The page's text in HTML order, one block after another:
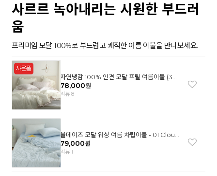
사르르 녹아내리는 시원한 부드러
움
프리미엄 모달 100%로 부드럽고 쾌적한 여름 이불을 만나보세요.
자연냉감 100% 인견 모달 프릴 여름이불 (3컬
러)
78,000원
리뷰 8
올데이즈 모달 워싱 여름 차렵이불 - 01 Cloud
garden(SS)
79,000원
리뷰 1